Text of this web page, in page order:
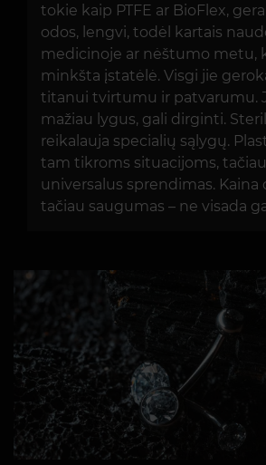
tokie kaip PTFE ar BioFlex,
odos, lengvi, todėl kartais
medicinoje ar nėštumo metu,
minkšta įstatėlė. Visgi jie
titanui tvirtumu ir patvarumu.
mažiau lygus, gali dirginti.
reikalauja specialių sąlygų.
tam tikroms situacijoms,
universalus sprendimas. Kaina
tačiau saugumas – ne visada